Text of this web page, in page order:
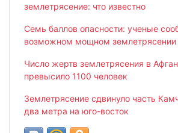
землетрясение: что известно
Семь баллов опасности: ученые
возможном мощном
Число жертв землетрясения в
превысило 1100 человек
Землетрясение сдвинуло часть
два метра на юго-восток